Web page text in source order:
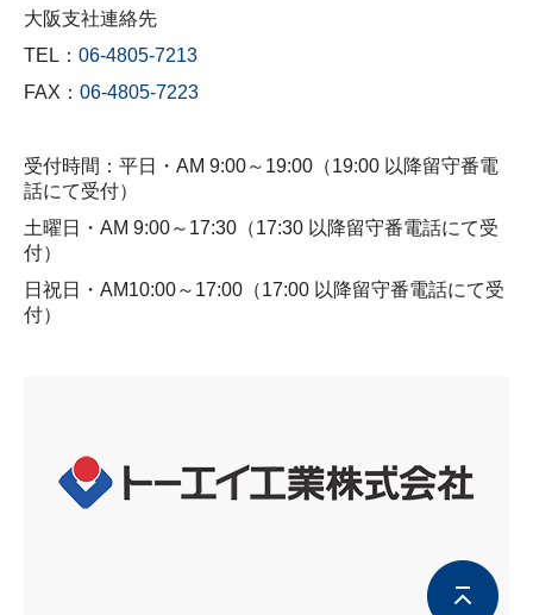
大阪支社連絡先
TEL： 06-4805-7213
FAX： 06-4805-7223
受付時間：平日・AM 9:00～19:00（19:00 以降留守番電
話にて受付）
土曜日・AM 9:00～17:30（17:30 以降留守番電話にて受
付）
日祝日・AM10:00～17:00（17:00 以降留守番電話にて受
付）